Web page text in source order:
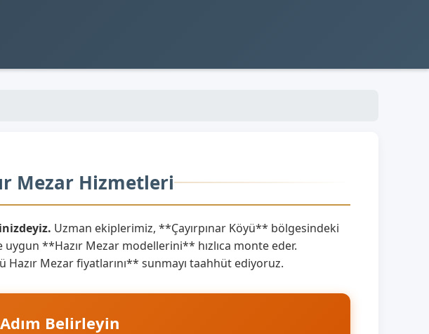
Mezar Hizmetleri
Uzman ekiplerimiz, **Çayırpınar Köyü** bölgesindeki
**Hazır Mezar modellerini** hızlıca monte eder.
Hazır Mezar fiyatlarını** sunmayı taahhüt ediyoruz.
Belirleyin